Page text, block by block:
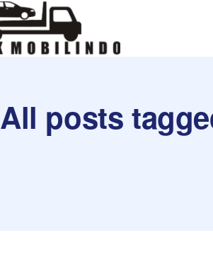
All posts